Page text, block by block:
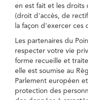
en est fait et les droits
(droit d'accès, de
la façon d'exercer ces
Les partenaires du
respecter votre vie
forme recueille et
elle est soumise au
Parlement européen
protection des